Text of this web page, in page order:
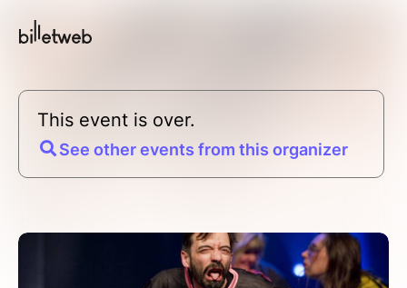
This event is over.
See other events from this organizer